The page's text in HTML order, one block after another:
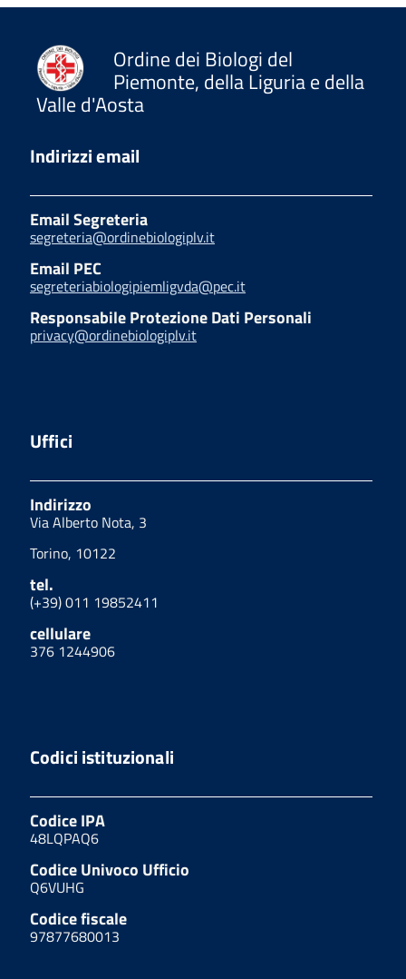
Ordine dei Biologi del
Piemonte, della Liguria e della
Valle d'Aosta
Indirizzi email
Email Segreteria
segreteria@ordinebiologiplv.it
Email PEC
segreteriabiologipiemligvda@pec.it
Responsabile Protezione Dati Personali
privacy@ordinebiologiplv.it
Uffici
Indirizzo
Via Alberto Nota, 3
Torino, 10122
tel.
(+39) 011 19852411
cellulare
376 1244906
Codici istituzionali
Codice IPA
48LQPAQ6
Codice Univoco Ufficio
Q6VUHG
Codice fiscale
97877680013